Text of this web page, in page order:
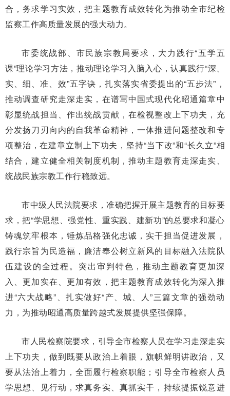
合，务求学习实效，把主题教育成效转化为推动全市纪检
监察工作高质量发展的强大动力。
市委统战部、市民族宗教局要求，大力践行“五学五
课”理论学习方法，推动理论学习入脑入心，认真践行“深、
实、细、准、效”五字诀，扎实落实省委提出的“五步法”，
推动调查研究走深走实，在谱写中国式现代化昭通篇章中
彰显统战担当、作出统战贡献，在检视整改上下功夫，充
分发扬刀刃向内的自我革命精神，一体推进问题整改和专
项整治，在建章立制上下功夫，坚持“当下改”和“长久立”相
结合，建立健全相关制度机制，推动主题教育走深走实、
统战民族宗教工作行稳致远。
市中级人民法院要求，准确把握开展主题教育的目标要
求，把“学思想、强党性、重实践、建新功”的总要求和凝心
铸魂筑牢根本，锤炼品格强化忠诚，实干担当促进发展，
践行宗旨为民造福，廉洁奉公树立新风的目标融入法院队
伍建设的全过程。突出审判特色，推动主题教育更加深
入、更加实在、更加有效，把主题教育成效转化为深入推
进“六大战略”、扎实做好“产、城、人”三篇文章的强劲动
力，为推动昭通高质量跨越式发展提供坚强保障。
市人民检察院要求，引导全市检察人员在学习走深走实
上下功夫，做到既要从政治上着眼，旗帜鲜明讲政治，又
要从法治上着力，全面履行检察职能；引导全市检察人员
学思想、见行动，求真务实、真抓实干，持续提振锐意进